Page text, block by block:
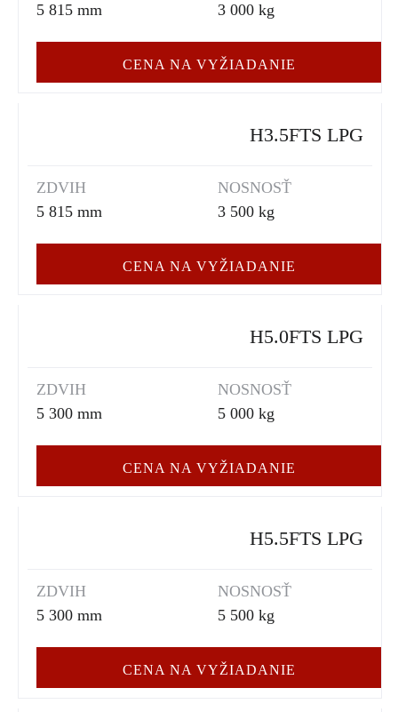
5 815 mm
3 000 kg
CENA NA VYŽIADANIE
H3.5FTS LPG
ZDVIH
5 815 mm
NOSNOSŤ
3 500 kg
CENA NA VYŽIADANIE
H5.0FTS LPG
ZDVIH
5 300 mm
NOSNOSŤ
5 000 kg
CENA NA VYŽIADANIE
H5.5FTS LPG
ZDVIH
5 300 mm
NOSNOSŤ
5 500 kg
CENA NA VYŽIADANIE